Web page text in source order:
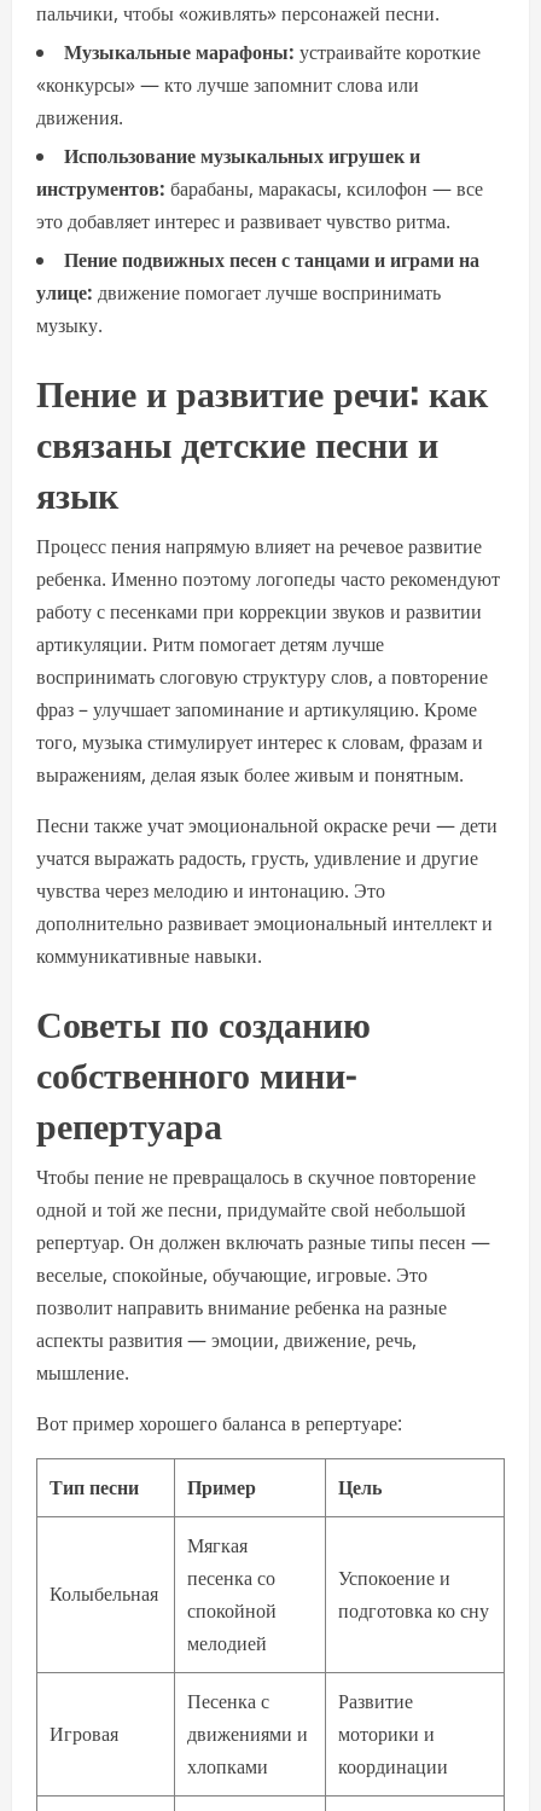
пальчики, чтобы «оживлять» персонажей песни.
Музыкальные марафоны: устраивайте короткие
«конкурсы» — кто лучше запомнит слова или
движения.
Использование музыкальных игрушек и
инструментов: барабаны, маракасы, ксилофон — все
это добавляет интерес и развивает чувство ритма.
Пение подвижных песен с танцами и играми на
улице: движение помогает лучше воспринимать
музыку.
Пение и развитие речи: как
связаны детские песни и
язык
Процесс пения напрямую влияет на речевое развитие
ребенка. Именно поэтому логопеды часто рекомендуют
работу с песенками при коррекции звуков и развитии
артикуляции. Ритм помогает детям лучше
воспринимать слоговую структуру слов, а повторение
фраз – улучшает запоминание и артикуляцию. Кроме
того, музыка стимулирует интерес к словам, фразам и
выражениям, делая язык более живым и понятным.
Песни также учат эмоциональной окраске речи — дети
учатся выражать радость, грусть, удивление и другие
чувства через мелодию и интонацию. Это
дополнительно развивает эмоциональный интеллект и
коммуникативные навыки.
Советы по созданию
собственного мини-
репертуара
Чтобы пение не превращалось в скучное повторение
одной и той же песни, придумайте свой небольшой
репертуар. Он должен включать разные типы песен —
веселые, спокойные, обучающие, игровые. Это
позволит направить внимание ребенка на разные
аспекты развития — эмоции, движение, речь,
мышление.
Вот пример хорошего баланса в репертуаре:
Тип песни Пример Цель
Колыбельная
Мягкая
песенка со
спокойной
мелодией
Успокоение и
подготовка ко сну
Игровая
Песенка с
движениями и
хлопками
Развитие
моторики и
координации